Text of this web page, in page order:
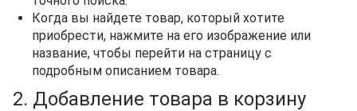
Когда вы найдете товар, который хотите
приобрести, нажмите на его изображение или
название, чтобы перейти на страницу с
подробным описанием товара.
2. Добавление товара в корзину